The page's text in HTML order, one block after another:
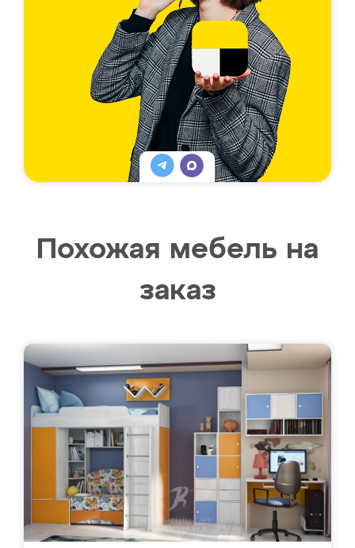
Похожая мебель на
заказ